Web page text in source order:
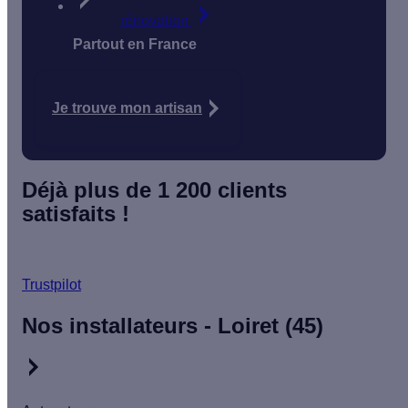
rénovation
Partout en France
Je trouve mon artisan
Déjà plus de 1 200 clients
satisfaits !
Trustpilot
Nos installateurs - Loiret (45)